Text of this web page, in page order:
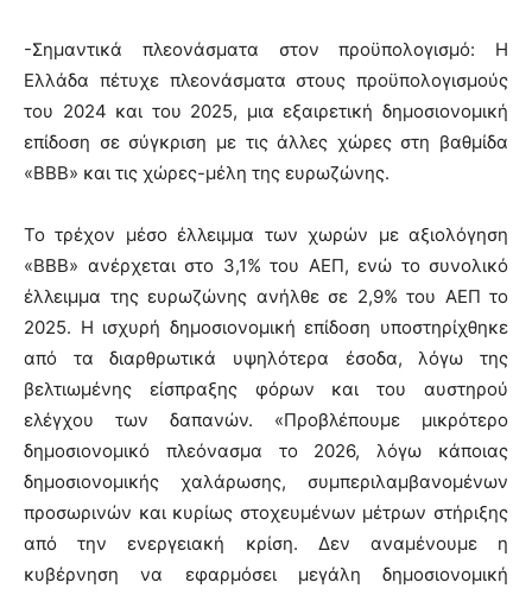
-Σημαντικά πλεονάσματα στον προϋπολογισμό: Η
Ελλάδα πέτυχε πλεονάσματα στους προϋπολογισμούς
του 2024 και του 2025, μια εξαιρετική δημοσιονομική
επίδοση σε σύγκριση με τις άλλες χώρες στη βαθμίδα
«ΒΒΒ» και τις χώρες-μέλη της ευρωζώνης.
Το τρέχον μέσο έλλειμμα των χωρών με αξιολόγηση
«BBB» ανέρχεται στο 3,1% του ΑΕΠ, ενώ το συνολικό
έλλειμμα της ευρωζώνης ανήλθε σε 2,9% του ΑΕΠ το
2025. Η ισχυρή δημοσιονομική επίδοση υποστηρίχθηκε
από τα διαρθρωτικά υψηλότερα έσοδα, λόγω της
βελτιωμένης είσπραξης φόρων και του αυστηρού
ελέγχου των δαπανών. «Προβλέπουμε μικρότερο
δημοσιονομικό πλεόνασμα το 2026, λόγω κάποιας
δημοσιονομικής χαλάρωσης, συμπεριλαμβανομένων
προσωρινών και κυρίως στοχευμένων μέτρων στήριξης
από την ενεργειακή κρίση. Δεν αναμένουμε η
κυβέρνηση να εφαρμόσει μεγάλη δημοσιονομική